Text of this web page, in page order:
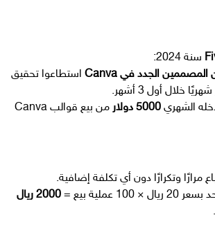
سنة 2024:
استطاعوا تحقيق
الشهري5000 دولار
من بيع قوالب Canva
مرارًا وتكرارًا دون أي تكلفة إضافية.
عملية بيع =
2000 ريال